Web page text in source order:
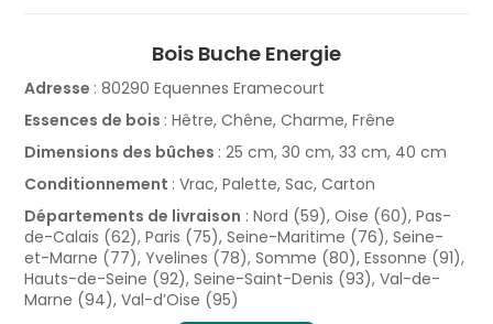
Bois Buche Energie
Adresse : 80290 Equennes Eramecourt
Essences de bois : Hêtre, Chêne, Charme, Frêne
Dimensions des bûches : 25 cm, 30 cm, 33 cm, 40 cm
Conditionnement : Vrac, Palette, Sac, Carton
Départements de livraison : Nord (59), Oise (60), Pas-
de-Calais (62), Paris (75), Seine-Maritime (76), Seine-
et-Marne (77), Yvelines (78), Somme (80), Essonne (91),
Hauts-de-Seine (92), Seine-Saint-Denis (93), Val-de-
Marne (94), Val-d’Oise (95)